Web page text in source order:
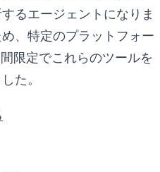
るエージェントになりま
、特定のプラットフォー
限定でこれらのツールを
た。